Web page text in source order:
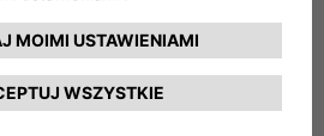
ochrony środowiska.